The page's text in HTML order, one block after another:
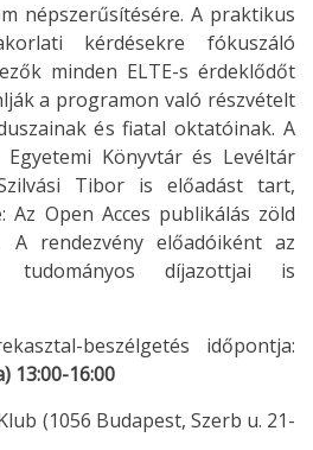
népszerűsítésére. A praktikus
kérdésekre fókuszáló
minden ELTE-s érdeklődőt
a programon való részvételt
és fiatal oktatóinak. A
Könyvtár és Levéltár
Tibor is előadást tart,
Az Open Acces publikálás zöld
A rendezvény előadóiként az
díjazottjai is
beszélgetés időpontja:
13:00-16:00
(1056 Budapest, Szerb u. 21-